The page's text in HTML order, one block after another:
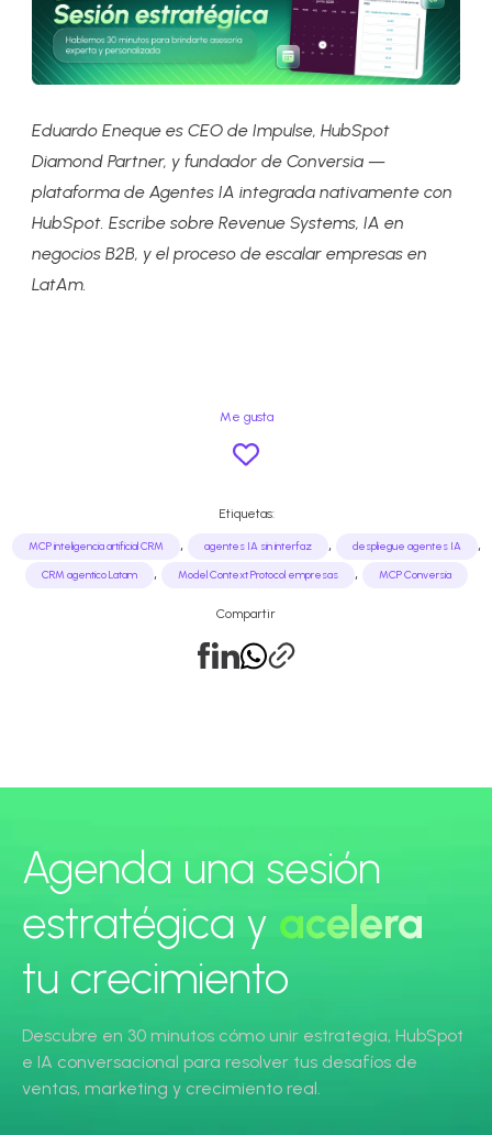
Eduardo Eneque es CEO de Impulse, HubSpot
Diamond Partner, y fundador de Conversia —
plataforma de Agentes IA integrada nativamente con
HubSpot. Escribe sobre Revenue Systems, IA en
negocios B2B, y el proceso de escalar empresas en
LatAm.
Me gusta
Etiquetas:
MCP inteligencia artificial CRM , agentes IA sin interfaz , despliegue agentes IA ,
CRM agentico Latam , Model Context Protocol empresas , MCP Conversia
Compartir
Agenda una sesión
estratégica y acelera
tu crecimiento
Descubre en 30 minutos cómo unir estrategia, HubSpot
e IA conversacional para resolver tus desafíos de
ventas, marketing y crecimiento real.